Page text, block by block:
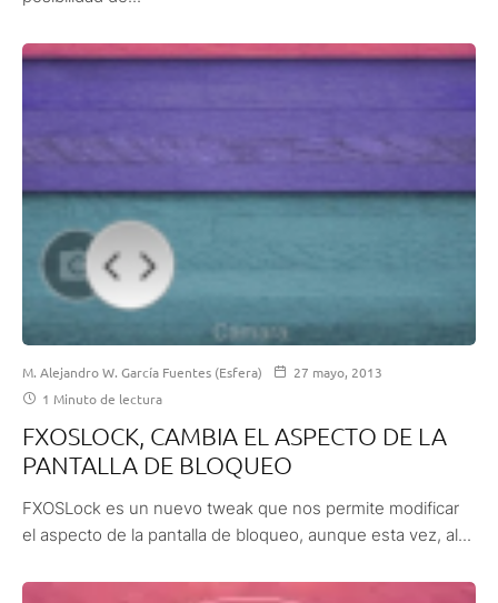
M. Alejandro W. García Fuentes (Esfera)
27 mayo, 2013
1 Minuto de lectura
FXOSLOCK, CAMBIA EL ASPECTO DE LA
PANTALLA DE BLOQUEO
FXOSLock es un nuevo tweak que nos permite modificar
el aspecto de la pantalla de bloqueo, aunque esta vez, al...